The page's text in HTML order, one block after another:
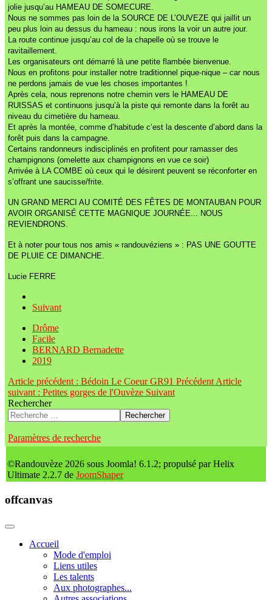
jolie jusqu’au HAMEAU DE SOMECURE.
Nous ne sommes pas loin de la SOURCE DE L’OUVEZE qui jaillit un
peu plus loin au dessus du hameau : nous irons la voir un autre jour.
La route continue jusqu’au col de la chapelle où se trouve le
ravitaillement.
Les organisateurs ont démarré là une petite flambée bienvenue.
Nous en profitons pour installer notre traditionnel pique-nique – car nous
ne perdons jamais de vue les choses importantes !
Après cela, nous reprenons notre chemin vers le HAMEAU DE
RUISSAS et continuons jusqu’à la piste qui remonte dans la forêt au
niveau du cimetière du hameau.
Et après la montée, comme d’habitude c’est la descente d’abord dans la
forêt puis dans la campagne.
Certains randonneurs indisciplinés en profitent pour ramasser des
champignons (omelette aux champignons en vue ce soir)
Arrivée à LA COMBE où ceux qui le désirent peuvent se réconforter en
s’offrant une saucisse/frite.
UN GRAND MERCI AU COMITÉ DES FÊTES DE MONTAUBAN POUR
AVOIR ORGANISÉ CETTE MAGNIQUE JOURNÉE... NOUS
REVIENDRONS.
Et à noter pour tous nos amis « randouvéziens » : PAS UNE GOUTTE
DE PLUIE CE DIMANCHE.
Lucie FERRE
Suivant
Drôme
Facile
BERNARD Bernadette
2019
Article précédent : Bédoin Le Coeur GR91 Précédent Article
suivant : Petites gorges de l'Ouvèze Suivant
Rechercher
Rechercher
Paramètres de recherche
©Randouvèze 2026 sous Joomla! 6.1.2; propulsé par Helix
Ultimate 2.2.7 de JoomShaper
offcanvas
Accueil
Mode d'emploi
Liens utiles
Les talents
Aux photographes...